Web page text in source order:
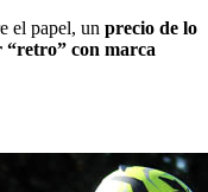
el papel, un precio de lo
“retro” con marca